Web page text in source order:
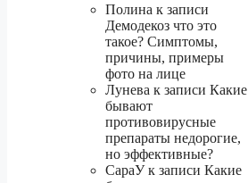
Полина к записи
Демодекоз что это
такое? Симптомы,
причины, примеры
фото на лице
Лунева к записи Какие
бывают
противовирусные
препараты недорогие,
но эффективные?
СараУ к записи Какие